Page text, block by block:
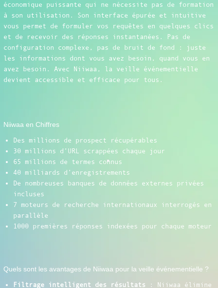
économique puissante qui ne nécessite pas de formation
à son utilisation. Son interface épurée et intuitive
vous permet de formuler vos requêtes en quelques clics
et de recevoir des réponses instantanées. Pas de
configuration complexe, pas de bruit de fond : juste
les informations dont vous avez besoin, quand vous en
avez besoin. Avec Niiwaa, la veille événementielle
devient accessible et efficace pour tous.
Niiwaa en Chiffres
Des millions de prospect récupérables
30 millions d’URL scrappées chaque jour
65 millions de termes connus
40 milliards d’enregistrements
De nombreuses banques de données externes privées
incluses
7 moteurs de recherche internationaux interrogés en
parallèle
1000 premières réponses indexées pour chaque moteur
Quels sont les avantages de Niiwaa pour la veille événementielle ?
Filtrage intelligent des résultats : Niiwaa élimine